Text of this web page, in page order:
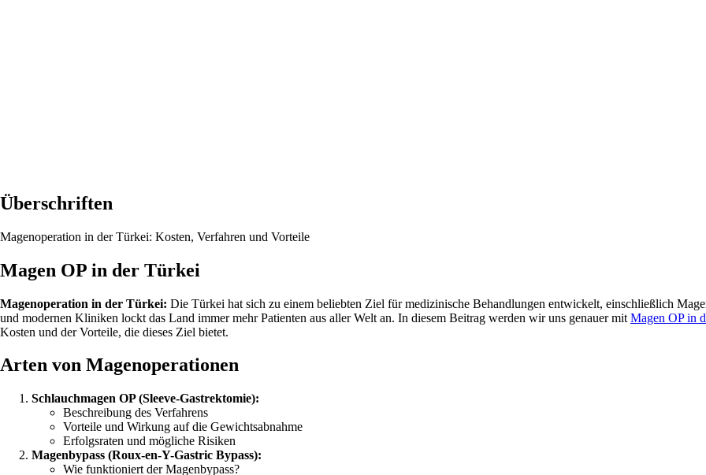
Überschriften
Magenoperation in der Türkei: Kosten, Verfahren und Vorteile
Magen OP in der Türkei
Magenoperation in der Türkei: Die Türkei hat sich zu einem beliebten Ziel für medizinische Behandlungen entwickelt, einschließlich
und modernen Kliniken lockt das Land immer mehr Patienten aus aller Welt an. In diesem Beitrag werden wir uns genauer mit Magen OP in
Kosten und der Vorteile, die dieses Ziel bietet.
Arten von Magenoperationen
Schlauchmagen OP (Sleeve-Gastrektomie):
Beschreibung des Verfahrens
Vorteile und Wirkung auf die Gewichtsabnahme
Erfolgsraten und mögliche Risiken
Magenbypass (Roux-en-Y-Gastric Bypass):
Wie funktioniert der Magenbypass?